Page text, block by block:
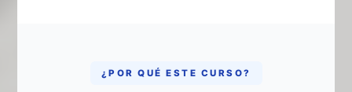
¿POR QUÉ ESTE CURSO?